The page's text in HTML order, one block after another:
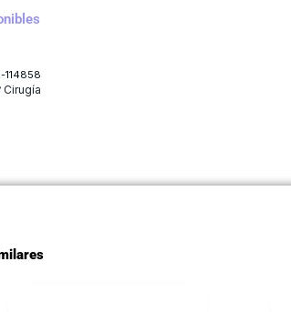
114858
Cirugía